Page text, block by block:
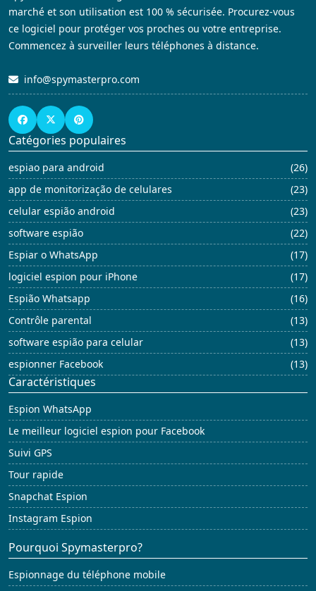
marché et son utilisation est 100 % sécurisée. Procurez-vous
ce logiciel pour protéger vos proches ou votre entreprise.
Commencez à surveiller leurs téléphones à distance.
info@spymasterpro.com
Catégories populaires
espiao para android
(26)
app de monitorização de celulares
(23)
celular espião android
(23)
software espião
(22)
Espiar o WhatsApp
(17)
logiciel espion pour iPhone
(17)
Espião Whatsapp
(16)
Contrôle parental
(13)
software espião para celular
(13)
espionner Facebook
(13)
Caractéristiques
Espion WhatsApp
Le meilleur logiciel espion pour Facebook
Suivi GPS
Tour rapide
Snapchat Espion
Instagram Espion
Pourquoi Spymasterpro?
Espionnage du téléphone mobile